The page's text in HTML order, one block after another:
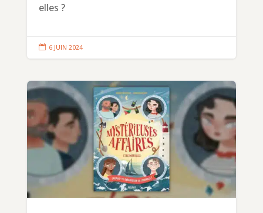
elles ?
 6 JUIN 2024